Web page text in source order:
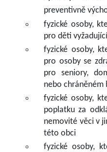
preventivně
fyzické osoby,
pro děti
fyzické osoby,
pro osoby se
pro seniory,
nebo chráněném
fyzické osoby,
poplatku za
nemovité věci v
této obci
fyzické osoby,